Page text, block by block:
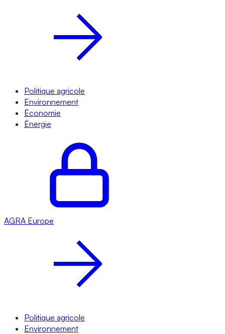
Politique agricole
Environnement
Économie
Énergie
AGRA Europe
Politique agricole
Environnement